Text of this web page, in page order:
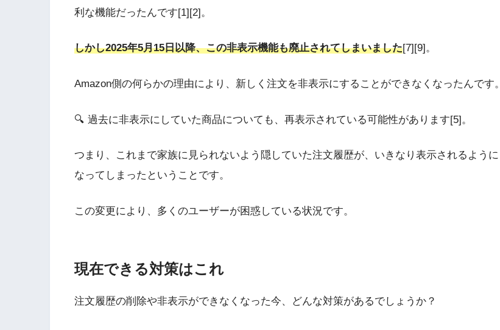
利な機能だったんです[1][2]。
しかし2025年5月15日以降、この非表示機能も廃止されてしまいました[7][9]。
Amazon側の何らかの理由により、新しく注文を非表示にすることができなくなったんです。
🔍 過去に非表示にしていた商品についても、再表示されている可能性があります[5]。
つまり、これまで家族に見られないよう隠していた注文履歴が、いきなり表示されるように
なってしまったということです。
この変更により、多くのユーザーが困惑している状況です。
現在できる対策はこれ
注文履歴の削除や非表示ができなくなった今、どんな対策があるでしょうか？